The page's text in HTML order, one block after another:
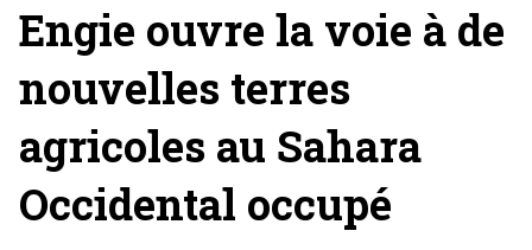
Engie ouvre la voie à de
nouvelles terres
agricoles au Sahara
Occidental occupé